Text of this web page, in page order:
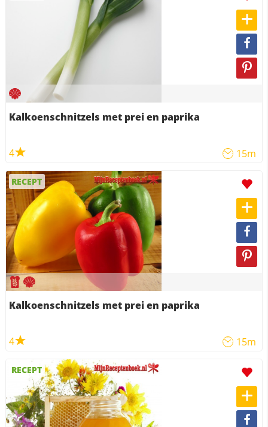
Kalkoenschnitzels met prei en paprika
4 15m
RECEPT
Kalkoenschnitzels met prei en paprika
4 15m
RECEPT